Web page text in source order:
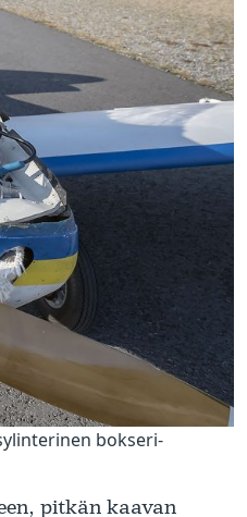
bokseri-
pitkän kaavan